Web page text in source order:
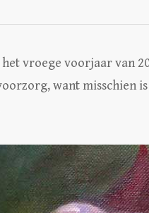
vroege voorjaar van
want misschien